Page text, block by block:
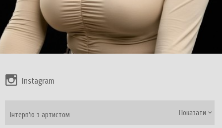
Instagram
Інтерв'ю з артистом Показати